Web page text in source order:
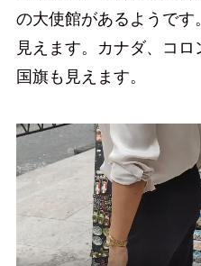
の大使館があるようで
見えます。カナダ、コ
国旗も見えます。